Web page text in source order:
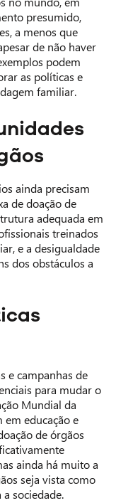
presumido,
a menos que
de não haver
podem
as políticas e
familiar.
ainda precisam
de doação de
adequada em
treinados
e a desigualdade
dos obstáculos a
e campanhas de
para mudar o
Mundial da
em educação e
de órgãos
ainda há muito a
seja vista como
sociedade.